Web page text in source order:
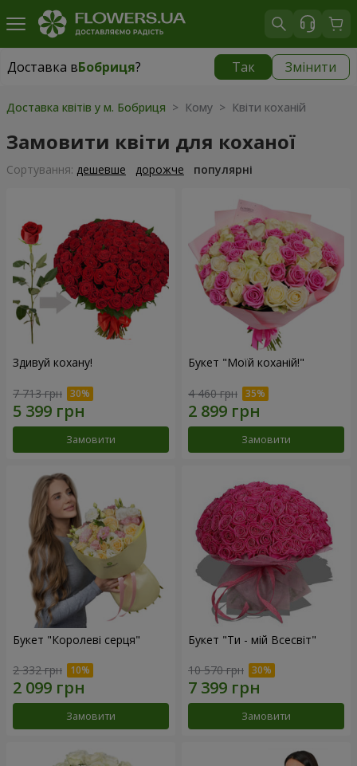
Доставка вБобриця? Так Змінити
Доставка вБобриця|
Доставка квітів у м. Бобриця > Кому > Квіти коханій
Замовити квіти для коханої
Сортування: дешевше дорожче популярні
Здивуй кохану!
7 713 грн
Замовити
Букет "Моїй коханій!"
4 460 грн
Замовити
Букет "Королеві серця"
2 332 грн
Замовити
Букет "Ти - мій Всесвіт"
10 570 грн
Замовити